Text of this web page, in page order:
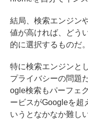
結局、検索エンジン
値が高ければ、どう
的に選択するものだ。
特に検索エンジンと
プライバシーの問題
ogle検索もパーフェ
ービスがGoogleを
いうとなかなか難し